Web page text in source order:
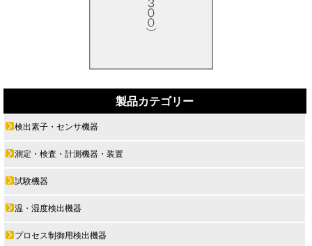
製品カテゴリー
検出素子・センサ機器
測定・検査・計測機器・装置
試験機器
温・湿度検出機器
プロセス制御用検出機器